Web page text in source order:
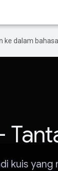
dalam
kuis